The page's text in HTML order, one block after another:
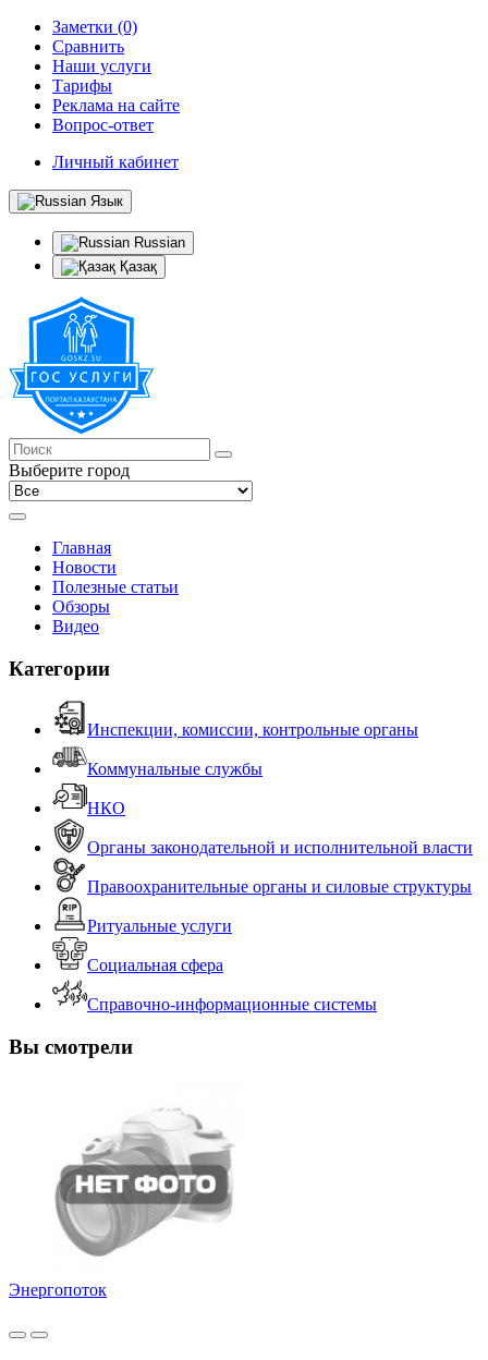
Заметки (0)
Сравнить
Наши услуги
Тарифы
Реклама на сайте
Вопрос-ответ
Личный кабинет
Язык
Russian
Қазақ
Выберите город
Главная
Новости
Полезные статьи
Обзоры
Видео
Категории
Инспекции, комиссии, контрольные органы
Коммунальные службы
НКО
Органы законодательной и исполнительной власти
Правоохранительные органы и силовые структуры
Ритуальные услуги
Социальная сфера
Справочно-информационные системы
Вы смотрели
Энергопоток